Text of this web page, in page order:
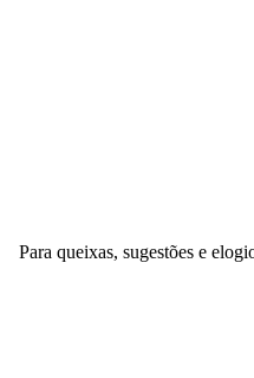
Para queixas, sugestões e